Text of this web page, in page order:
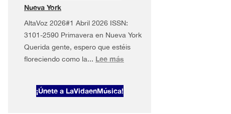
Nueva York
AltaVoz 2026#1 Abril 2026 ISSN:
3101-2590 Primavera en Nueva York
Querida gente, espero que estéis
floreciendo como la... Lee más
¡Únete a LaVidaenMúsica!